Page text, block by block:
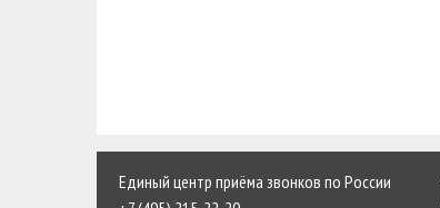
Единый центр приёма звонков по России